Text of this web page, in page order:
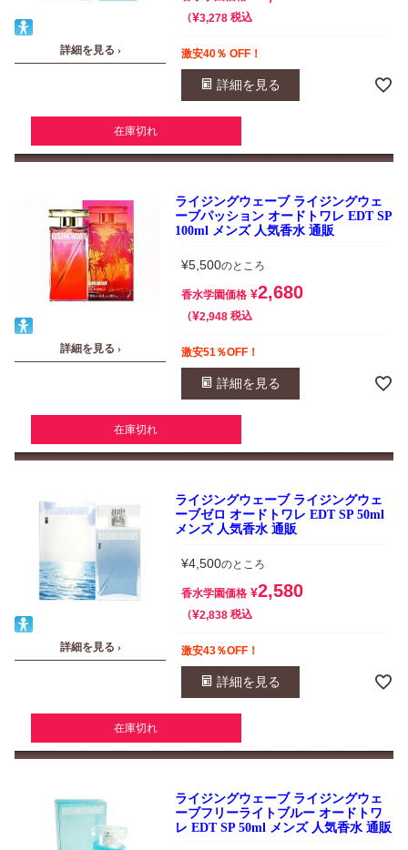
詳細を見る ›
¥3,278 税込
激安40％ OFF！
詳細を見る
在庫切れ
詳細を見る ›
ライジングウェーブ ライジングウェ
ーブパッション オードトワレ EDT SP
100ml メンズ 人気香水 通販
¥5,500のところ
香水学園価格 ¥2,680
¥2,948 税込
激安51％OFF！
詳細を見る
在庫切れ
詳細を見る ›
ライジングウェーブ ライジングウェ
ーブゼロ オードトワレ EDT SP 50ml
メンズ 人気香水 通販
¥4,500のところ
香水学園価格 ¥2,580
¥2,838 税込
激安43％OFF！
詳細を見る
在庫切れ
ライジングウェーブ ライジングウェ
ーブフリーライトブルー オードトワ
レ EDT SP 50ml メンズ 人気香水 通販